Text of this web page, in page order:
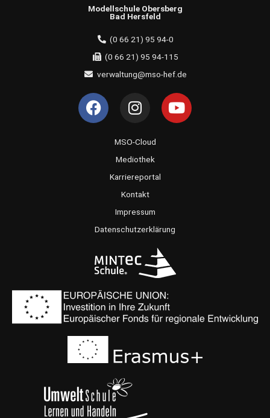
Modellschule Obersberg
Bad Hersfeld
(0 66 21) 95 94-0
(0 66 21) 95 94-115
verwaltung@mso-hef.de
F
a
I
n
t
a
g
r
m
Y
o
MSO-Cloud
Mediothek
Karriereportal
Kontakt
Impressum
Datenschutzerklärung